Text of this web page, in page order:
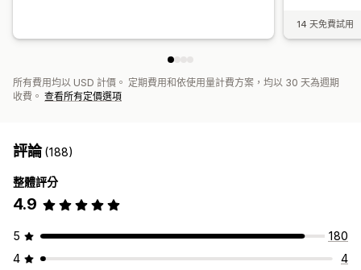
14 天免費試用
所有費用均以 USD 計價。 定期費用和依使用量計費方案，均以 30 天為週期
收費。 查看所有定價選項
評論(188)
整體評分
4.9
5
180
4
4